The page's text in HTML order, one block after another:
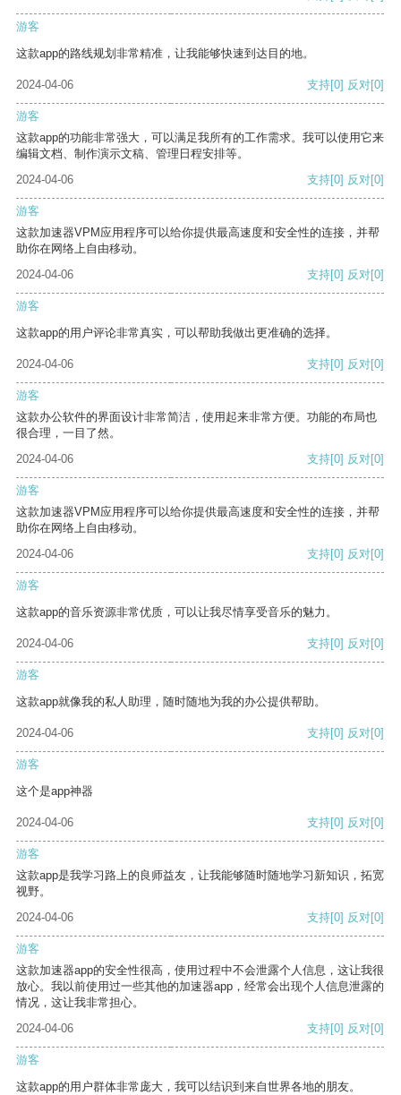
游客
这款app的路线规划非常精准，让我能够快速到达目的地。
2024-04-06 支持[0] 反对[0]
游客
这款app的功能非常强大，可以满足我所有的工作需求。我可以使用它来
编辑文档、制作演示文稿、管理日程安排等。
2024-04-06
支持[0] 反对[0]
游客
这款加速器VPM应用程序可以给你提供最高速度和安全性的连接，并帮
助你在网络上自由移动。
2024-04-06
支持[0] 反对[0]
游客
这款app的用户评论非常真实，可以帮助我做出更准确的选择。
2024-04-06 支持[0] 反对[0]
游客
这款办公软件的界面设计非常简洁，使用起来非常方便。功能的布局也
很合理，一目了然。
2024-04-06
支持[0] 反对[0]
游客
这款加速器VPM应用程序可以给你提供最高速度和安全性的连接，并帮
助你在网络上自由移动。
2024-04-06
支持[0] 反对[0]
游客
这款app的音乐资源非常优质，可以让我尽情享受音乐的魅力。
2024-04-06 支持[0] 反对[0]
游客
这款app就像我的私人助理，随时随地为我的办公提供帮助。
2024-04-06 支持[0] 反对[0]
游客
这个是app神器
2024-04-06 支持[0] 反对[0]
游客
这款app是我学习路上的良师益友，让我能够随时随地学习新知识，拓宽
视野。
2024-04-06
支持[0] 反对[0]
游客
这款加速器app的安全性很高，使用过程中不会泄露个人信息，这让我很
放心。我以前使用过一些其他的加速器app，经常会出现个人信息泄露的
情况，这让我非常担心。
2024-04-06
支持[0] 反对[0]
游客
这款app的用户群体非常庞大，我可以结识到来自世界各地的朋友。